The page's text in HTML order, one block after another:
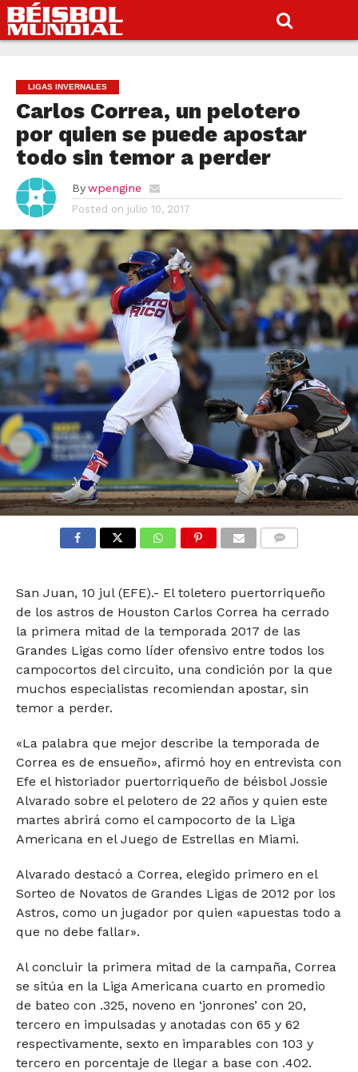
LIGAS INVERNALES
Carlos Correa, un pelotero
por quien se puede apostar
todo sin temor a perder
By wpengine
Posted on julio 10, 2017
San Juan, 10 jul (EFE).- El toletero puertorriqueño
de los astros de Houston Carlos Correa ha cerrado
la primera mitad de la temporada 2017 de las
Grandes Ligas como líder ofensivo entre todos los
campocortos del circuito, una condición por la que
muchos especialistas recomiendan apostar, sin
temor a perder.
«La palabra que mejor describe la temporada de
Correa es de ensueño», afirmó hoy en entrevista con
Efe el historiador puertorriqueño de béisbol Jossie
Alvarado sobre el pelotero de 22 años y quien este
martes abrirá como el campocorto de la Liga
Americana en el Juego de Estrellas en Miami.
Alvarado destacó a Correa, elegido primero en el
Sorteo de Novatos de Grandes Ligas de 2012 por los
Astros, como un jugador por quien «apuestas todo a
que no debe fallar».
Al concluir la primera mitad de la campaña, Correa
se sitúa en la Liga Americana cuarto en promedio
de bateo con .325, noveno en ‘jonrones’ con 20,
tercero en impulsadas y anotadas con 65 y 62
respectivamente, sexto en imparables con 103 y
tercero en porcentaje de llegar a base con .402.